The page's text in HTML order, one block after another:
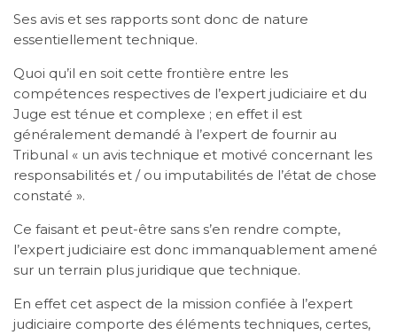
Ses avis et ses rapports sont donc de nature
essentiellement technique.
Quoi qu’il en soit cette frontière entre les
compétences respectives de l’expert judiciaire et du
Juge est ténue et complexe ; en effet il est
généralement demandé à l’expert de fournir au
Tribunal « un avis technique et motivé concernant les
responsabilités et / ou imputabilités de l’état de chose
constaté ».
Ce faisant et peut-être sans s’en rendre compte,
l’expert judiciaire est donc immanquablement amené
sur un terrain plus juridique que technique.
En effet cet aspect de la mission confiée à l’expert
judiciaire comporte des éléments techniques, certes,